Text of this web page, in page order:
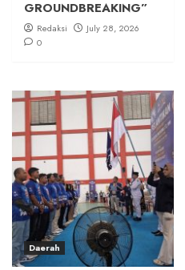
GROUNDBREAKING”
Redaksi
July 28, 2026
0
Daerah